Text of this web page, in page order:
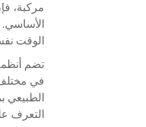
مركبة،
الأساسي.
الوقت
تضم
الطبيعي
التعرف